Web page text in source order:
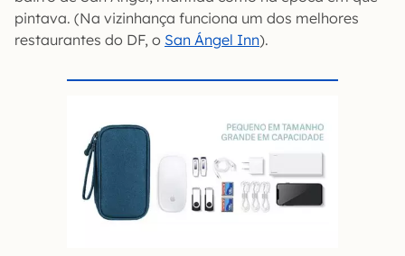
pintava. (Na vizinhança funciona um dos melhores
restaurantes do DF, o San Ángel Inn).